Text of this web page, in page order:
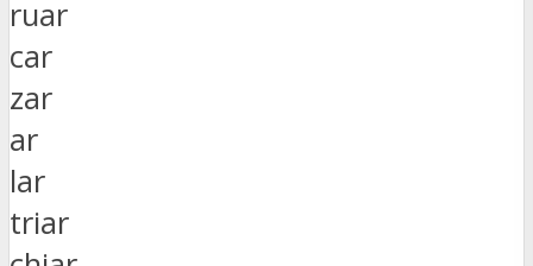
ruar
car
zar
ar
lar
triar